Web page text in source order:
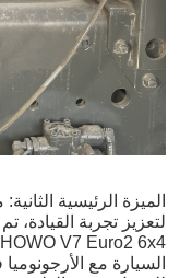
الميزة الرئيسية
لتعزيز تجربة
السيارة مع